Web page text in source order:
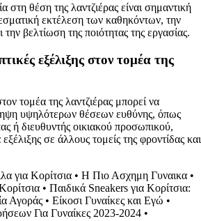
στη θέση της λαντζιέρας είναι σημαντική
εκτέλεση των καθηκόντων, την
βελτίωση της ποιότητας της εργασίας.
εξέλιξης στον τομέα της
τομέα της λαντζιέρας μπορεί να
υψηλότερων θέσεων ευθύνης, όπως
ή διευθυντής οικιακού προσωπικού,
σε άλλους τομείς της φροντίδας και
για Κορίτσια • Η Πιο Ασχημη Γυναικα •
• Παιδικά Sneakers για Κορίτσια:
Αγοράς • Είκοσι Γυναίκες και Εγώ •
Για Γυναίκες 2023-2024 •